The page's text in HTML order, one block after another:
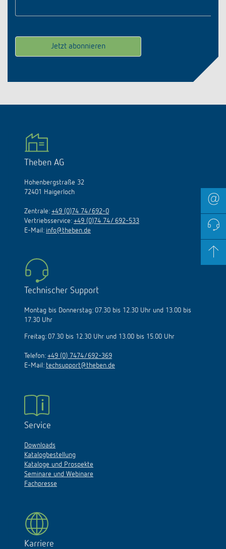
Theben AG
Hohenbergstraße 32
72401 Haigerloch
Zentrale: +49 (0)74 74/692-0
Vertriebsservice: +49 (0)74 74/ 692-533
E-Mail: info@theben.de
Technischer Support
Montag bis Donnerstag: 07.30 bis 12.30 Uhr und 13.00 bis
17.30 Uhr
Freitag: 07.30 bis 12.30 Uhr und 13.00 bis 15.00 Uhr
Telefon: +49 (0) 7474/692-369
E-Mail: techsupport@theben.de
Service
Downloads
Katalogbestellung
Kataloge und Prospekte
Seminare und Webinare
Fachpresse
Karriere